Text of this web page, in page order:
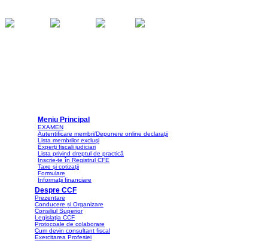
Meniu Principal
EXAMEN
Autentificare membri/Depunere online declaraţii
Lista membrilor excluşi
Experţi fiscali judiciari
Lista privind dreptul de practică
Înscrie-te în Registrul CFE
Taxe și cotizaţii
Formulare
Informaţii financiare
Despre CCF
Prezentare
Conducere și Organizare
Consiliul Superior
Legislaţia CCF
Protocoale de colaborare
Cum devin consultant fiscal
Exercitarea Profesiei